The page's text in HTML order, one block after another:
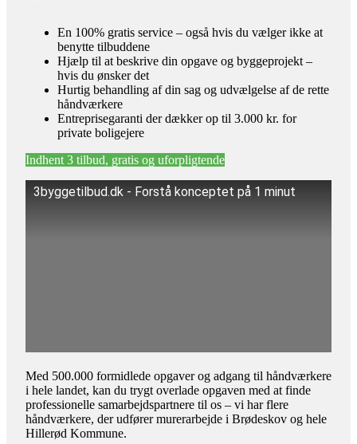
En 100% gratis service – også hvis du vælger ikke at
benytte tilbuddene
Hjælp til at beskrive din opgave og byggeprojekt –
hvis du ønsker det
Hurtig behandling af din sag og udvælgelse af de rette
håndværkere
Entreprisegaranti der dækker op til 3.000 kr. for
private boligejere
Indhent 3 tilbud, gratis og uforpligtende
3byggetilbud.dk - Forstå konceptet på 1 minut
Med 500.000 formidlede opgaver og adgang til håndværkere
i hele landet, kan du trygt overlade opgaven med at finde
professionelle samarbejdspartnere til os – vi har flere
håndværkere, der udfører murerarbejde i Brødeskov og hele
Hillerød Kommune.